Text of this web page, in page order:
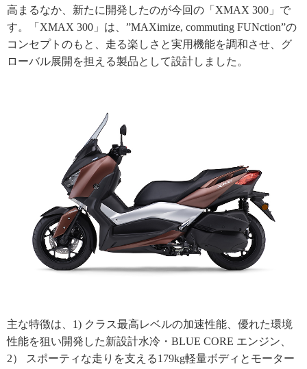
高まるなか、新たに開発したのが今回の「XMAX 300」で
す。「XMAX 300」は、”MAXimize, commuting FUNction”の
コンセプトのもと、走る楽しさと実用機能を調和させ、グ
ローバル展開を担える製品として設計しました。
主な特徴は、1) クラス最高レベルの加速性能、優れた環境
性能を狙い開発した新設計水冷・BLUE CORE エンジン、
2） スポーティな走りを支える179kg軽量ボディとモーター